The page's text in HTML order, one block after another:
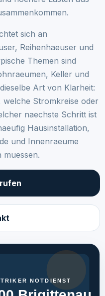
sich an
Reihenhaeuser und
Themen sind
Keller und
Art von Klarheit:
Stromkreise oder
naechste Schritt ist
Hausinstallation,
und Innenraeume
muessen.